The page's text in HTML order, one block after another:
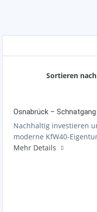
Sortieren
Osnabrück –
Nachhaltig investieren
moderne KfW40-
Mehr Details